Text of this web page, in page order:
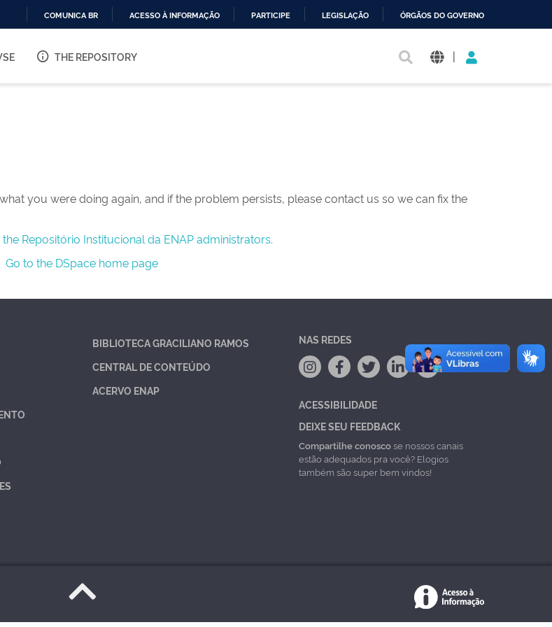
O
COMUNICA BR ACESSO À INFORMAÇÃO PARTICIPE LEGISLAÇÃO ÓRGÃOS DO GOVERNO
THE REPOSITORY |
you were doing again, and if the problem persists, please contact us so we can fix the
Repositório Institucional da ENAP administrators.
Go to the DSpace home page
BIBLIOTECA GRACILIANO RAMOS
CENTRAL DE CONTEÚDO
ACERVO ENAP
NAS REDES
ACESSIBILIDADE
DEIXE SEU FEEDBACK
Compartilhe conoscose nossos canais
estão adequados pra você? Elogios
também são super bem vindos!